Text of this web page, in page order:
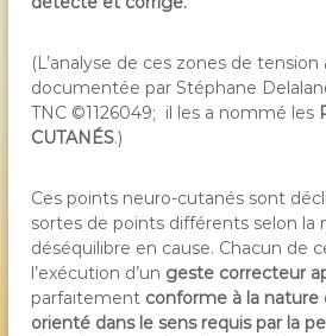
(L’analyse de ces zones de
documentée par Stéphane
TNC ©1126049; il les a nommé les
CUTANÉS.)
Ces points neuro-cutanés sont
sortes de points différents selon la
déséquilibre en cause. Chacun de
l’exécution d’un geste correcteur
parfaitement conforme à la nature
orienté dans le sens requis par la